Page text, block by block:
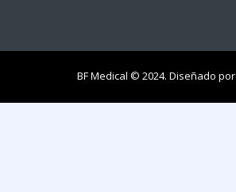
BF Medical © 2024. Diseñado por